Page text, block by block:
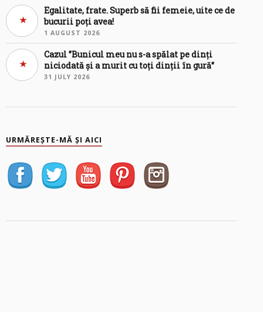
Egalitate, frate. Superb să fii femeie, uite ce de
bucurii poți avea!
1 AUGUST 2026
Cazul ”Bunicul meu nu s-a spălat pe dinți
niciodată și a murit cu toți dinții în gură”
31 JULY 2026
URMĂREȘTE-MĂ ȘI AICI